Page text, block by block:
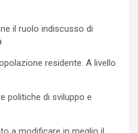
il ruolo indiscusso di
residente. A livello
politiche di sviluppo e